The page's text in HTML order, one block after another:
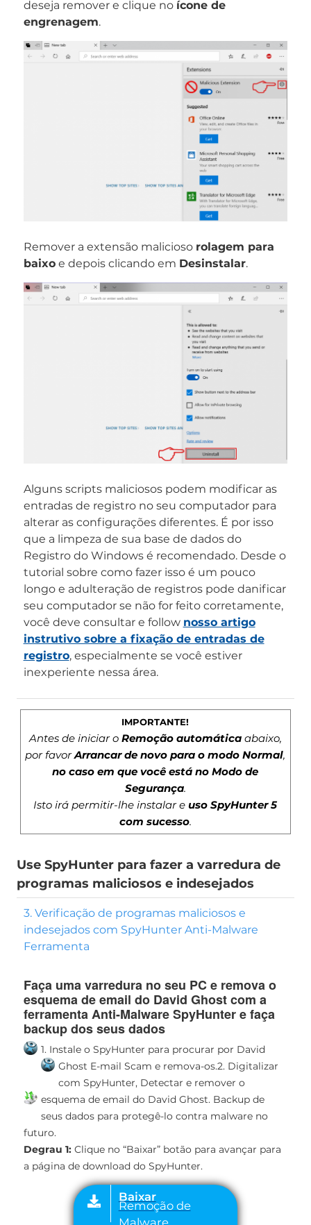
deseja remover e clique no ícone de
engrenagem.
Remover a extensão malicioso rolagem para
baixoe depois clicando em Desinstalar.
Alguns scripts maliciosos podem modificar as
entradas de registro no seu computador para
alterar as configurações diferentes. É por isso
que a limpeza de sua base de dados do
Registro do Windows é recomendado. Desde o
tutorial sobre como fazer isso é um pouco
longo e adulteração de registros pode danificar
seu computador se não for feito corretamente,
você deve consultar e follow nosso artigo
instrutivo sobre a fixação de entradas de
registro, especialmente se você estiver
inexperiente nessa área.
IMPORTANTE!
Antes de iniciar o Remoção automáticaabaixo,
por favorArrancar de novo para o modo Normal,
no caso em que você está no Modo de
Segurança.
Isto irá permitir-lhe instalar euso SpyHunter 5
com sucesso.
Use SpyHunter para fazer a varredura de
programas maliciosos e indesejados
3. Verificação de programas maliciosos e
indesejados com SpyHunter Anti-Malware
Ferramenta
Faça uma varredura no seu PC e remova o
esquema de email do David Ghost com a
ferramenta Anti-Malware SpyHunter e faça
backup dos seus dados
1. Instale o SpyHunter para procurar por David
Ghost E-mail Scam e remova-os.2. Digitalizar
com SpyHunter, Detectar e remover o
esquema de email do David Ghost.Backup de
seus dados para protegê-lo contra malware no
futuro.
Degrau 1:Clique no “Baixar” botão para avançar para
a página de download do SpyHunter.
Malware